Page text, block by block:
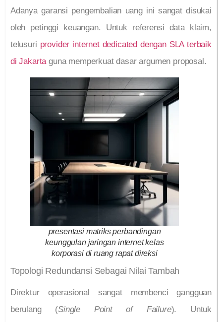
Adanya garansi pengembalian uang ini sangat disukai
oleh petinggi keuangan. Untuk referensi data klaim,
telusuri provider internet dedicated dengan SLA terbaik
di Jakartaguna memperkuat dasar argumen proposal.
presentasi matriks perbandingan
keunggulan jaringan internet kelas
korporasi di ruang rapat direksi
Topologi Redundansi Sebagai Nilai Tambah
Direktur operasional sangat membenci gangguan
berulang (Single Point of Failure). Untuk